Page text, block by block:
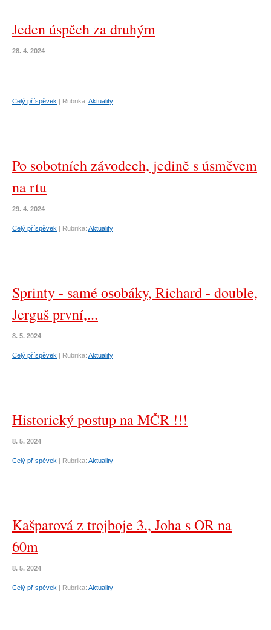
Jeden úspěch za druhým
28. 4. 2024
Celý příspěvek | Rubrika: Aktuality
Po sobotních závodech, jedině s úsměvem
na rtu
29. 4. 2024
Celý příspěvek | Rubrika: Aktuality
Sprinty - samé osobáky, Richard - double,
Jerguš první,...
8. 5. 2024
Celý příspěvek | Rubrika: Aktuality
Historický postup na MČR !!!
8. 5. 2024
Celý příspěvek | Rubrika: Aktuality
Kašparová z trojboje 3., Joha s OR na
60m
8. 5. 2024
Celý příspěvek | Rubrika: Aktuality